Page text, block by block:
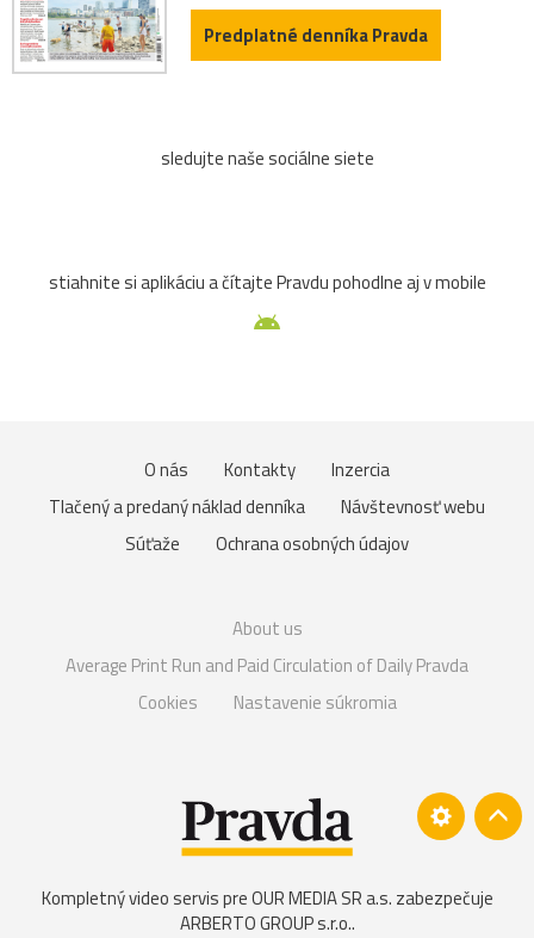
Predplatné denníka Pravda
sledujte naše sociálne siete
stiahnite si aplikáciu a čítajte Pravdu pohodlne aj v mobile
O nás Kontakty
Inzercia
Tlačený a predaný náklad denníka
Návštevnosť webu
Súťaže
Ochrana osobných údajov
About us
Average Print Run and Paid Circulation of Daily Pravda
Cookies
Nastavenie súkromia
Kompletný video servis pre OUR MEDIA SR a.s. zabezpečuje
ARBERTO GROUP s.r.o..